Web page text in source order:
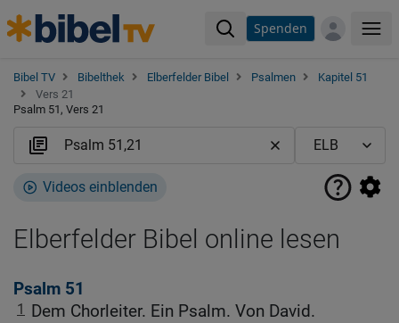
Spenden
Bibel TV Bibelthek Elberfelder Bibel Psalmen
Kapitel 51
Vers 21
Psalm 51, Vers 21
Videos einblenden
Elberfelder Bibel online lesen
Psalm 51
1 Dem Chorleiter. Ein Psalm. Von David.